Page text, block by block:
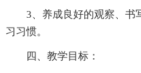
3、养成良好的观察、书
习习惯。
四、教学目标：